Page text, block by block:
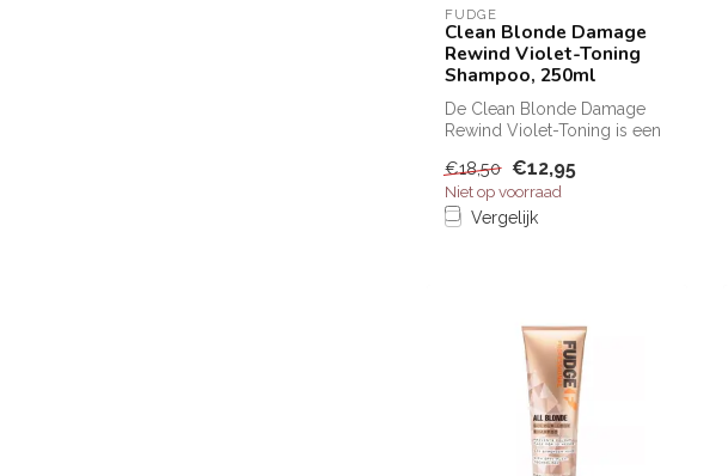
FUDGE
Clean Blonde Damage
Rewind Violet-Toning
Shampoo, 250ml
De Clean Blonde Damage
Rewind Violet-Toning is een
Fudge. ...
€18,50 €12,95
Niet op voorraad
Vergelijk